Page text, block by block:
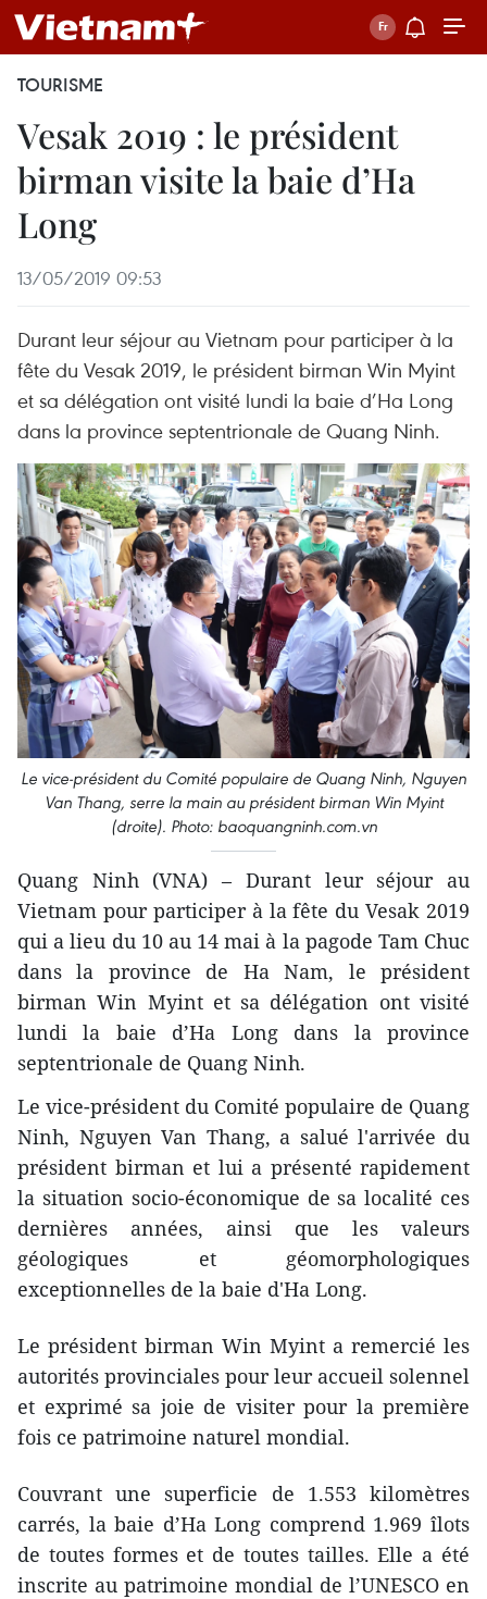
TOURISME
Vesak 2019 : le président
birman visite la baie d’Ha
Long
13/05/2019 09:53
Durant leur séjour au Vietnam pour participer à la
fête du Vesak 2019, le président birman Win Myint
et sa délégation ont visité lundi la baie d’Ha Long
dans la province septentrionale de Quang Ninh.
Le vice-président du Comité populaire de Quang Ninh, Nguyen
Van Thang, serre la main au président birman Win Myint
(droite). Photo: baoquangninh.com.vn
Quang Ninh (VNA) – Durant leur séjour au
Vietnam pour participer à la fête du Vesak 2019
qui a lieu du 10 au 14 mai à la pagode Tam Chuc
dans la province de Ha Nam, le président
birman Win Myint et sa délégation ont visité
lundi la baie d’Ha Long dans la province
septentrionale de Quang Ninh.
Le vice-président du Comité populaire de Quang
Ninh, Nguyen Van Thang, a salué l'arrivée du
président birman et lui a présenté rapidement
la situation socio-économique de sa localité ces
dernières années, ainsi que les valeurs
géologiques et géomorphologiques
exceptionnelles de la baie d'Ha Long.
Le président birman Win Myint a remercié les
autorités provinciales pour leur accueil solennel
et exprimé sa joie de visiter pour la première
fois ce patrimoine naturel mondial.
Couvrant une superficie de 1.553 kilomètres
carrés, la baie d’Ha Long comprend 1.969 îlots
de toutes formes et de toutes tailles. Elle a été
inscrite au patrimoine mondial de l’UNESCO en